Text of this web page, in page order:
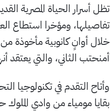
تظل أسرار الحياة المصرية
تفاصيلها، ومؤخرا استطاع
خلال أوانٍ كانوبية مأخوذة
أمنحتب الثاني، والتي يعتقد أنها
وأتاح التقدم في تكنولوجيا
بقايا مومياء من وادي